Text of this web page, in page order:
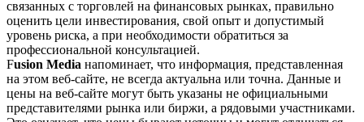
связанных с торговлей на финансовых рынках, правильно
оценить цели инвестирования, свой опыт и допустимый
уровень риска, а при необходимости обратиться за
профессиональной консультацией.
Fusion Media напоминает, что информация, представленная
на этом веб-сайте, не всегда актуальна или точна. Данные и
цены на веб-сайте могут быть указаны не официальными
представителями рынка или биржи, а рядовыми участниками.